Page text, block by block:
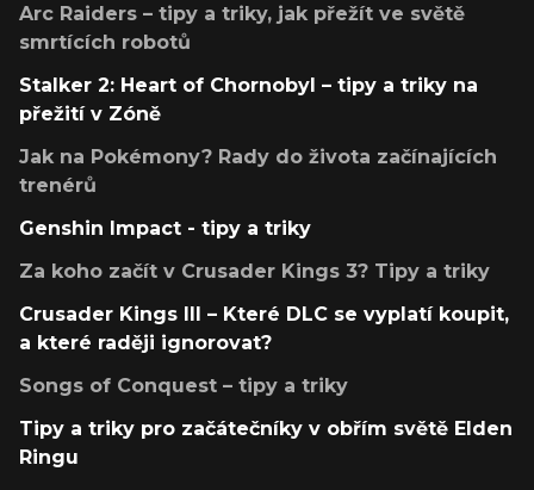
Arc Raiders – tipy a triky, jak přežít ve světě
smrtících robotů
Stalker 2: Heart of Chornobyl – tipy a triky na
přežití v Zóně
Jak na Pokémony? Rady do života začínajících
trenérů
Genshin Impact - tipy a triky
Za koho začít v Crusader Kings 3? Tipy a triky
Crusader Kings III – Které DLC se vyplatí koupit,
a které raději ignorovat?
Songs of Conquest – tipy a triky
Tipy a triky pro začátečníky v obřím světě Elden
Ringu